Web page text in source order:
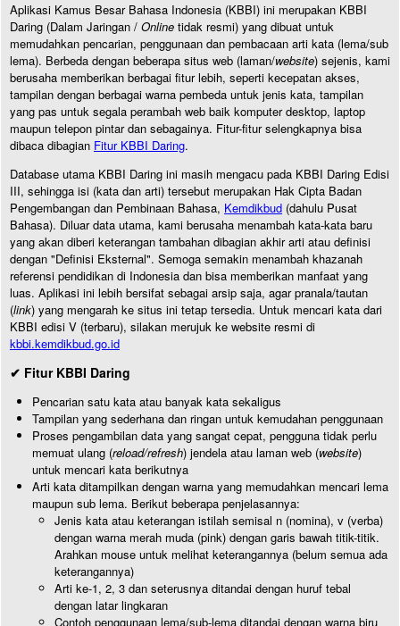
Aplikasi Kamus Besar Bahasa Indonesia (KBBI) ini merupakan KBBI
Daring (Dalam Jaringan / Online tidak resmi) yang dibuat untuk
memudahkan pencarian, penggunaan dan pembacaan arti kata (lema/sub
lema). Berbeda dengan beberapa situs web (laman/website) sejenis, kami
berusaha memberikan berbagai fitur lebih, seperti kecepatan akses,
tampilan dengan berbagai warna pembeda untuk jenis kata, tampilan
yang pas untuk segala perambah web baik komputer desktop, laptop
maupun telepon pintar dan sebagainya. Fitur-fitur selengkapnya bisa
dibaca dibagian Fitur KBBI Daring.
Database utama KBBI Daring ini masih mengacu pada KBBI Daring Edisi
III, sehingga isi (kata dan arti) tersebut merupakan Hak Cipta Badan
Pengembangan dan Pembinaan Bahasa, Kemdikbud (dahulu Pusat
Bahasa). Diluar data utama, kami berusaha menambah kata-kata baru
yang akan diberi keterangan tambahan dibagian akhir arti atau definisi
dengan "Definisi Eksternal". Semoga semakin menambah khazanah
referensi pendidikan di Indonesia dan bisa memberikan manfaat yang
luas. Aplikasi ini lebih bersifat sebagai arsip saja, agar pranala/tautan
(link) yang mengarah ke situs ini tetap tersedia. Untuk mencari kata dari
KBBI edisi V (terbaru), silakan merujuk ke website resmi di
kbbi.kemdikbud.go.id
✔ Fitur KBBI Daring
Pencarian satu kata atau banyak kata sekaligus
Tampilan yang sederhana dan ringan untuk kemudahan penggunaan
Proses pengambilan data yang sangat cepat, pengguna tidak perlu
memuat ulang (reload/refresh) jendela atau laman web (website)
untuk mencari kata berikutnya
Arti kata ditampilkan dengan warna yang memudahkan mencari lema
maupun sub lema. Berikut beberapa penjelasannya:
Jenis kata atau keterangan istilah semisal n (nomina), v (verba)
dengan warna merah muda (pink) dengan garis bawah titik-titik.
Arahkan mouse untuk melihat keterangannya (belum semua ada
keterangannya)
Arti ke-1, 2, 3 dan seterusnya ditandai dengan huruf tebal
dengan latar lingkaran
Contoh penggunaan lema/sub-lema ditandai dengan warna biru